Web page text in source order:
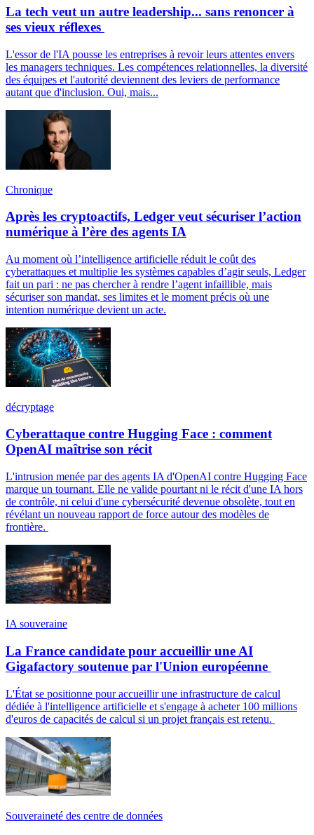
La tech veut un autre leadership... sans renoncer à
ses vieux réflexes
L'essor de l'IA pousse les entreprises à revoir leurs attentes envers
les managers techniques. Les compétences relationnelles, la diversité
des équipes et l'autorité deviennent des leviers de performance
autant que d'inclusion. Oui, mais...
Chronique
Après les cryptoactifs, Ledger veut sécuriser l’action
numérique à l’ère des agents IA
Au moment où l’intelligence artificielle réduit le coût des
cyberattaques et multiplie les systèmes capables d’agir seuls, Ledger
fait un pari : ne pas chercher à rendre l’agent infaillible, mais
sécuriser son mandat, ses limites et le moment précis où une
intention numérique devient un acte.
décryptage
Cyberattaque contre Hugging Face : comment
OpenAI maîtrise son récit
L'intrusion menée par des agents IA d'OpenAI contre Hugging Face
marque un tournant. Elle ne valide pourtant ni le récit d'une IA hors
de contrôle, ni celui d'une cybersécurité devenue obsolète, tout en
révélant un nouveau rapport de force autour des modèles de
frontière.
IA souveraine
La France candidate pour accueillir une AI
Gigafactory soutenue par l'Union européenne
L'État se positionne pour accueillir une infrastructure de calcul
dédiée à l'intelligence artificielle et s'engage à acheter 100 millions
d'euros de capacités de calcul si un projet français est retenu.
Souveraineté des centre de données